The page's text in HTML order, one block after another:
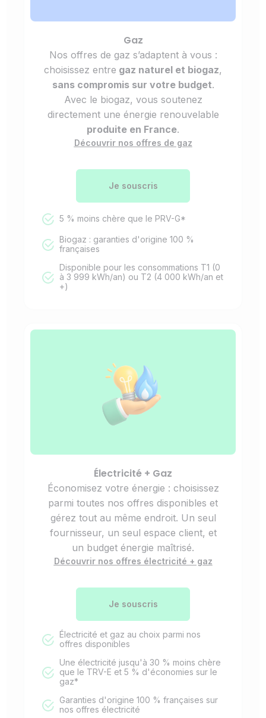
Gaz
Nos offres de gaz s’adaptent à vous :
choisissez entre gaz naturel et biogaz,
sans compromis sur votre budget.
Avec le biogaz, vous soutenez
directement une énergie renouvelable
produite en France.
Découvrir nos offres de gaz
Je souscris
5 % moins chère que le PRV-G*
Biogaz : garanties d'origine 100 %
françaises
Disponible pour les consommations T1 (0
à 3 999 kWh/an) ou T2 (4 000 kWh/an et
+)
Électricité + Gaz
Économisez votre énergie : choisissez
parmi toutes nos offres disponibles et
gérez tout au même endroit. Un seul
fournisseur, un seul espace client, et
un budget énergie maîtrisé.
Découvrir nos offres électricité + gaz
Je souscris
Électricité et gaz au choix parmi nos
offres disponibles
Une électricité jusqu'à 30 % moins chère
que le TRV-E et 5 % d'économies sur le
gaz*
Garanties d'origine 100 % françaises sur
nos offres électricité